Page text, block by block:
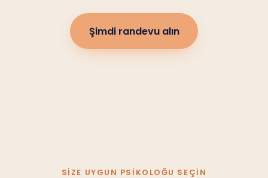
Şimdi randevu alın
SIZE UYGUN PSIKOLOĞU SEÇIN